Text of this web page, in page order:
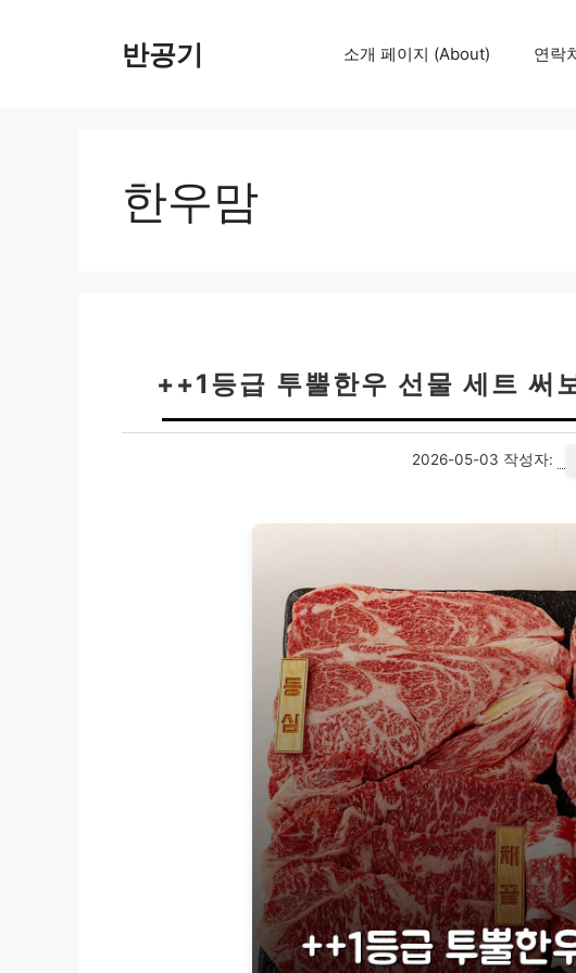
반공기 소개 페이지 (About) 연락
한우맘
++1등급 투뿔한우 선물 세트 써
2026-05-03 작성자: